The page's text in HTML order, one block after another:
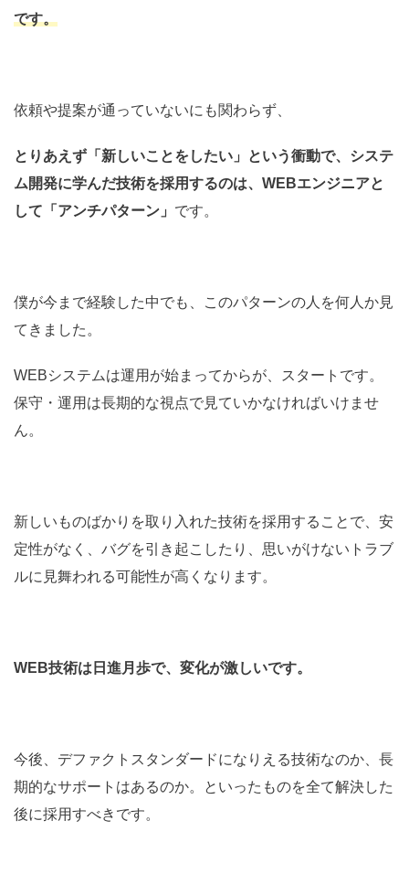
です。
依頼や提案が通っていないにも関わらず、
とりあえず「新しいことをしたい」という衝動で、システ
ム開発に学んだ技術を採用するのは、WEBエンジニアと
して「アンチパターン」 です。
僕が今まで経験した中でも、このパターンの人を何人か見
てきました。
WEBシステムは運用が始まってからが、スタートです。
保守・運用は長期的な視点で見ていかなければいけませ
ん。
新しいものばかりを取り入れた技術を採用することで、安
定性がなく、バグを引き起こしたり、思いがけないトラブ
ルに見舞われる可能性が高くなります。
WEB技術は日進月歩で、変化が激しいです。
今後、デファクトスタンダードになりえる技術なのか、長
期的なサポートはあるのか。といったものを全て解決した
後に採用すべきです。